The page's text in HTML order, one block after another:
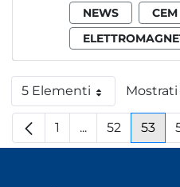
NEWS
CEM
5 ElementiPer paginaMostrati
Pagina
1 ...PaginePagina
52 53